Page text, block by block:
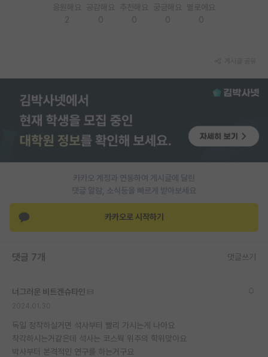
학술 정보 게시판
홍보 게시판
커리어
유학교육
반도체 아카데미
카카오 계정과 연동하여 게시글에 달린
댓글 알람, 소식등을 빠르게 받아보세요
카카오로 시작하기
댓글 7개 댓글쓰기
너그러운 비트겐슈타인
독일 정착하실거면 석사부터 빨리 가시는게 나아요
착각하시는거같은데 석사는 코스웍 위주의 학위맞아요
박사부터 본격적인 연구를 하는거구요